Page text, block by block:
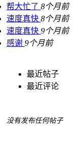
帮大忙了 8个月前
速度真快 8个月前
速度真快 9个月前
感谢 9个月前
最近帖子
最近评论
没有发布任何帖子